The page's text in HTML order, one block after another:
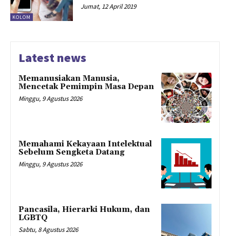
KOLOM
Jumat, 12 April 2019
Latest news
Memanusiakan Manusia,
Mencetak Pemimpin Masa Depan
Minggu, 9 Agustus 2026
Memahami Kekayaan Intelektual
Sebelum Sengketa Datang
Minggu, 9 Agustus 2026
Pancasila, Hierarki Hukum, dan
LGBTQ
Sabtu, 8 Agustus 2026